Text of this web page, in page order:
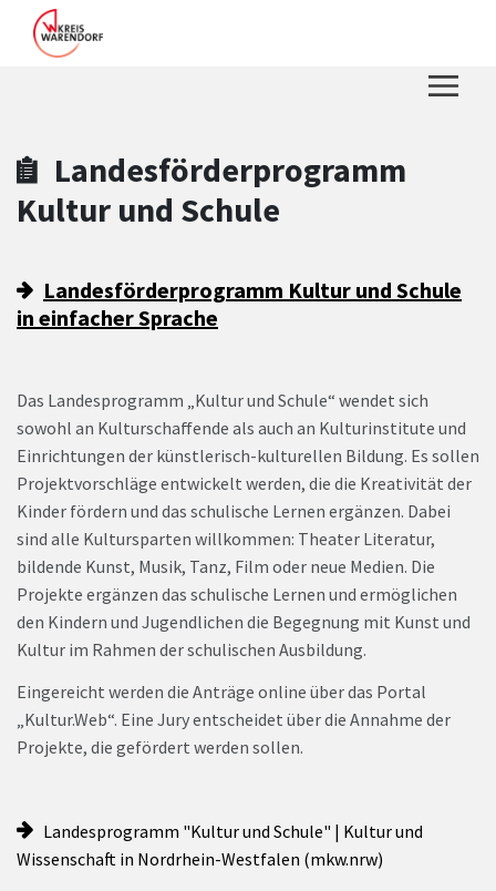
Zum Header
Zum Hauptinhalt
Zum Footer
Zum Hauptinhalt springen
Landesförderprogramm
Kultur und Schule
Landesförderprogramm Kultur und Schule
in einfacher Sprache
Das Landesprogramm „Kultur und Schule“ wendet sich
sowohl an Kulturschaffende als auch an Kulturinstitute und
Einrichtungen der künstlerisch-kulturellen Bildung. Es sollen
Projektvorschläge entwickelt werden, die die Kreativität der
Kinder fördern und das schulische Lernen ergänzen. Dabei
sind alle Kultursparten willkommen: Theater Literatur,
bildende Kunst, Musik, Tanz, Film oder neue Medien. Die
Projekte ergänzen das schulische Lernen und ermöglichen
den Kindern und Jugendlichen die Begegnung mit Kunst und
Kultur im Rahmen der schulischen Ausbildung.
Eingereicht werden die Anträge online über das Portal
„Kultur.Web“. Eine Jury entscheidet über die Annahme der
Projekte, die gefördert werden sollen.
Landesprogramm "Kultur und Schule" | Kultur und
Wissenschaft in Nordrhein-Westfalen (mkw.nrw)